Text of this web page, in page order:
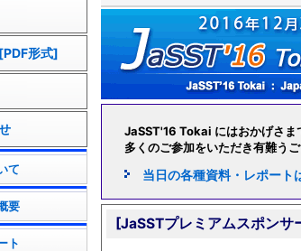
JaSST'16 Tokai にはおかげさま
多くのご参加をいただき有難うご
当日の各種資料・レポート
[JaSSTプレミアムスポンサ
形式]
て
要
ト